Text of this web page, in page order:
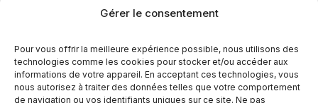
Gérer le consentement
Pour vous offrir la meilleure expérience possible, nous utilisons des
technologies comme les cookies pour stocker et/ou accéder aux
informations de votre appareil. En acceptant ces technologies, vous
nous autorisez à traiter des données telles que votre comportement
de navigation ou vos identifiants uniques sur ce site. Ne pas
Heures d’ouverture
Lundi au mercredi
9h00 à 17h30
Jeudi
9h00 à 20h00